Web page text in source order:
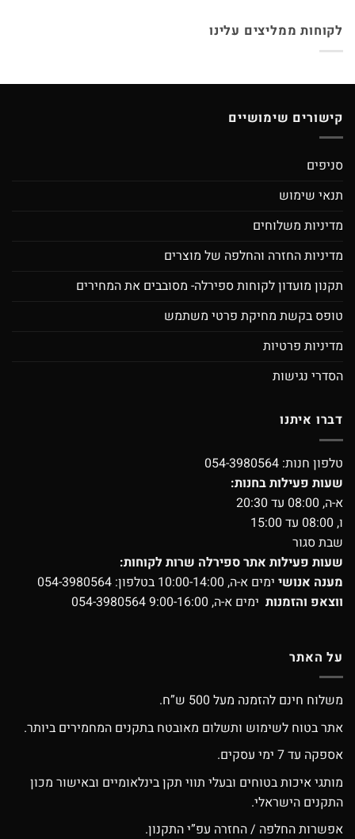
לקוחות ממליצים עלינו
קישורים שימושיים
סניפים
תנאי שימוש
מדיניות משלוחים
מדיניות החזרה והחלפה של מוצרים
תקנון מועדון לקוחות ספירלה- מסובבים את המחירים
טופס בקשת מחיקת פרטי משתמש
מדיניות פרטיות
הסדרי נגישות
דברו איתנו
טלפון חנות:054-3980564
שעות פעילות בחנות:
א-ה, 08:00 עד 20:30
ו, 08:00 עד 15:00
שבת סגור
שעות פעילות אתר ספירלה שרות לקוחות:
מענה אנושיימים א-ה, 10:00-14:00 בטלפון:
054-3980564
ווצאפ והזמנותימים א-ה, 9:00-16:00 054-3980564
על האתר
משלוח חינם להזמנה מעל 500 ש”ח.
אתר בטוח לשימוש ותשלום מאובטח בתקנים המחמירים ביותר.
אספקה עד 7 ימי עסקים.
מותגי איכות בטוחים ובעלי תווי תקן בינלאומיים ובאישור מכון
התקנים הישראלי.
אפשרות החלפה / החזרה עפ”י התקנון.